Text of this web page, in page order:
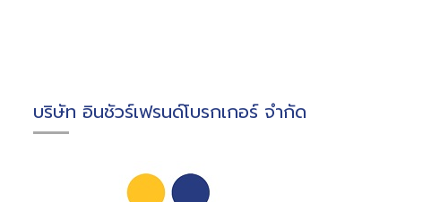
บริษัท อินชัวร์เฟรนด์โบรกเกอร์ จำกัด